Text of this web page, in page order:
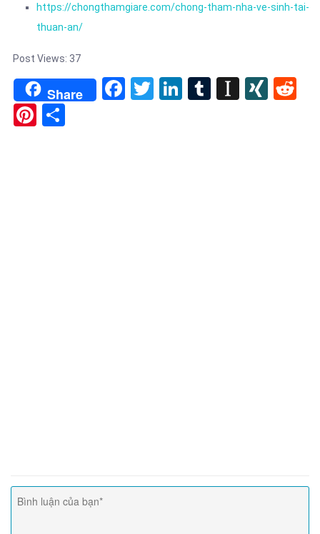
https://chongthamgiare.com/chong-tham-nha-ve-sinh-tai-
thuan-an/
Post Views: 37
Share Facebook
TwitterLinkedIn
Tumblr
Pinterest